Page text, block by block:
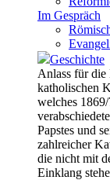
Im Gespräch
Geschichte
Anlass für die
katholischen
welches
Papstes und
zahlreicher
die nicht mit
Einklang